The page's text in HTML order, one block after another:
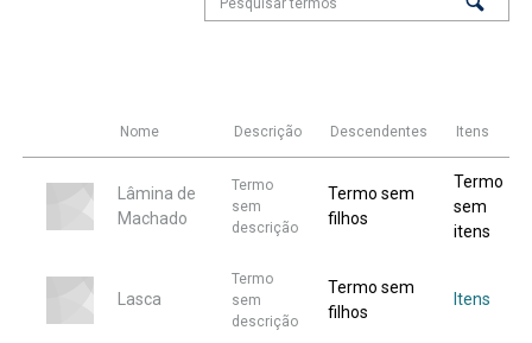
Nome Descrição Descendentes Itens
Lâmina de
Machado
Termo
sem
descrição
Termo sem
filhos
Termo
sem
itens
Lasca
Termo
sem
descrição
Termo sem
filhos
Itens